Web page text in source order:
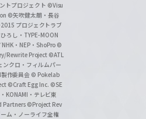
トプロジェクト ©Visu
©矢吹健太朗・長谷
プロジェクトラブ
ろし・TYPE-MOON
・NEP・ShoPro ©
Rewrite Project ©ATL
ンクロ・フィルムパー
作委員会 © Pokelab
©Craft Egg Inc. ©SE
KONAMI・テレビ東
Partners ©Project Rev
ム・ノーライフ全権